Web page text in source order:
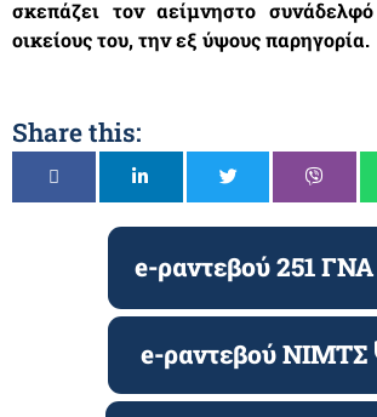
σκεπάζει τον αείμνηστο
οικείους του, την εξ ύψους παρηγορία.
Share this:
e-ραντεβού 251 ΓΝΑ
e-ραντεβού ΝΙΜΤΣ